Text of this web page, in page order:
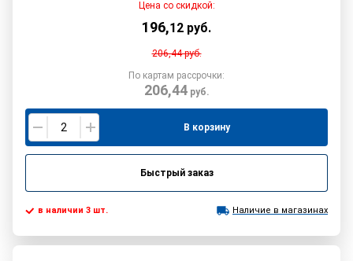
Цена со скидкой:
196,12 руб.
206,44руб.
По картам рассрочки:
206,44руб.
В корзину
Быстрый заказ
в наличии 3 шт. Наличие в магазинах